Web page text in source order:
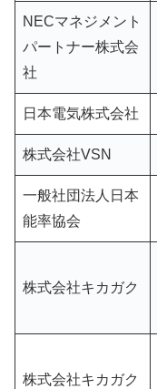
NECマネジメント
パートナー株式会
社
日本電気株式会社
株式会社VSN
一般社団法人日本
能率協会
株式会社キカガク
株式会社キカガク